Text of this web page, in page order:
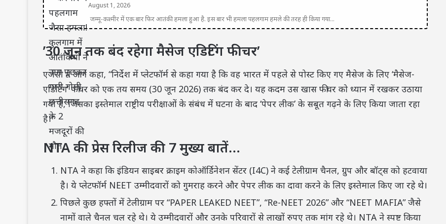
August 1, 2026
जम्मू-कश्मीर में एक बार फ‍िर आतंकी हमला हुआ है. इस बार भी हमला पहलगाम हमले की तरह ही किया गया...
’30 जून तक बंद रहेगा मैसेज एडिटिंग फीचर’
एजेंसी ने आगे कहा, “निर्देश में प्लेटफॉर्म से कहा गया है कि वह भारत में पहले से पोस्ट किए गए मैसेज के लिए ‘मैसेज-
एडिटिंग’ फीचर को एक तय समय (30 जून 2026) तक बंद कर दे। यह कदम उस खास फीचर को ध्यान में रखकर उठाया
गया है, जिसका इस्तेमाल राष्ट्रीय परीक्षाओं के संबंध में घटना के बाद ‘पेपर लीक’ के सबूत गढ़ने के लिए किया जाता रहा
है।”
NTA की प्रेस रिलीज की 7 मुख्य बातें…
NTA ने कहा कि इंडियन साइबर क्राइम कोऑर्डिनेशन सेंटर (I4C) ने कई टेलीग्राम चैनल, ग्रुप और बॉट्स को हटवाया
है। ये प्लेटफॉर्म NEET उम्मीदवारों को गुमराह करने और पेपर लीक का दावा करने के लिए इस्तेमाल किए जा रहे थे।
पिछले कुछ हफ्तों में टेलीग्राम पर “PAPER LEAKED NEET”, “Re-NEET 2026” और “NEET MAFIA” जैसे
नामों वाले चैनल चल रहे थे। ये उम्मीदवारों और उनके परिवारों से लाखों रुपए तक मांग रहे थे। NTA ने स्पष्ट किया